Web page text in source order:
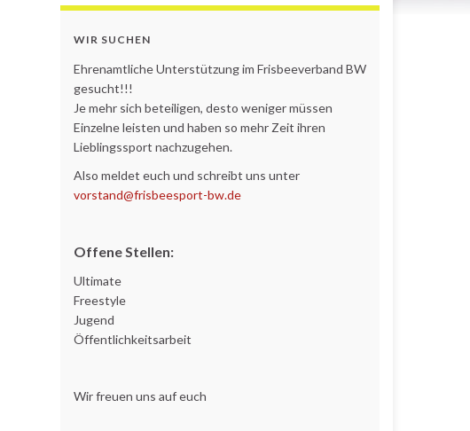
WIR SUCHEN
Ehrenamtliche Unterstützung im Frisbeeverband BW
gesucht!!!
Je mehr sich beteiligen, desto weniger müssen
Einzelne leisten und haben so mehr Zeit ihren
Lieblingssport nachzugehen.
Also meldet euch und schreibt uns unter
vorstand@frisbeesport-bw.de
Offene Stellen:
Ultimate
Freestyle
Jugend
Öffentlichkeitsarbeit
Wir freuen uns auf euch